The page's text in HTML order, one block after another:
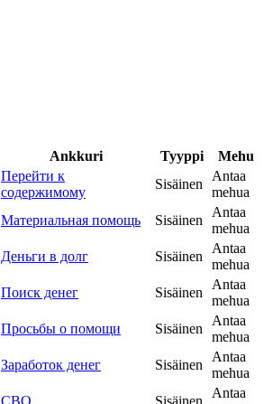
Ankkuri Tyyppi
Mehu
Перейти к
содержимому
Sisäinen
Antaa
mehua
Материальная помощь
Sisäinen
Antaa
mehua
Деньги в долг
Sisäinen
Antaa
mehua
Поиск денег
Sisäinen
Antaa
mehua
Просьбы о помощи
Sisäinen
Antaa
mehua
Заработок денег
Sisäinen
Antaa
mehua
Antaa